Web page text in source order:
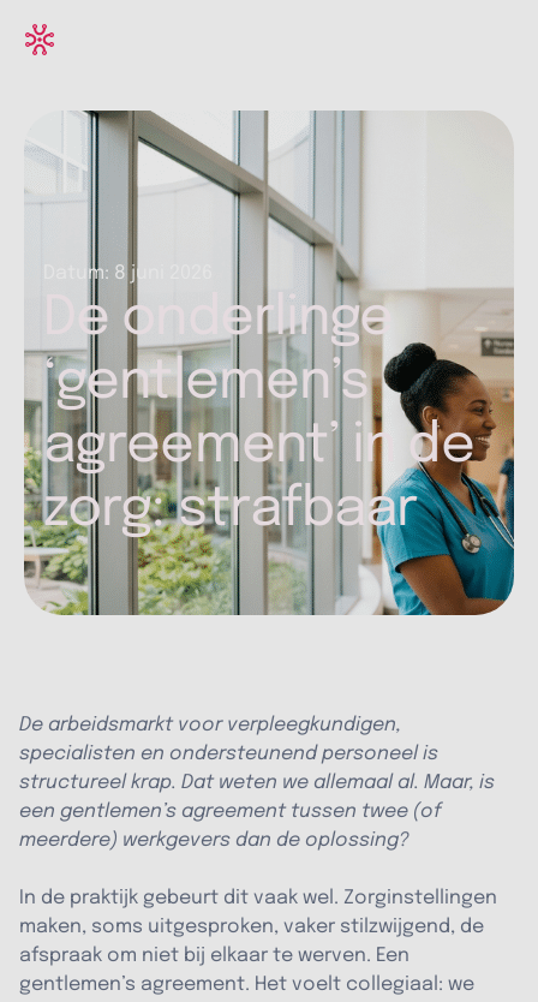
Datum: 8 juni 2026
De onderlinge
‘gentlemen’s
agreement’ in de
zorg: strafbaar
De arbeidsmarkt voor verpleegkundigen,
specialisten en ondersteunend personeel is
structureel krap. Dat weten we allemaal al. Maar, is
een gentlemen’s agreement tussen twee (of
meerdere) werkgevers dan de oplossing?
In de praktijk gebeurt dit vaak wel. Zorginstellingen
maken, soms uitgesproken, vaker stilzwijgend, de
afspraak om niet bij elkaar te werven. Een
gentlemen’s agreement. Het voelt collegiaal: we